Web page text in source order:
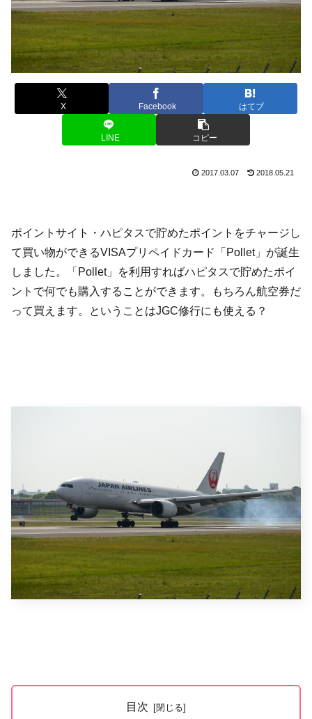
X Facebook はてブ
LINE コピー
2017.03.07 2018.05.21
ポイントサイト・ハピタスで貯めたポイントをチャージし
て買い物ができるVISAプリペイドカード「Pollet」が誕生
しました。「Pollet」を利用すればハピタスで貯めたポイ
ントで何でも購入することができます。もちろん航空券だ
って買えます。ということはJGC修行にも使える？
目次